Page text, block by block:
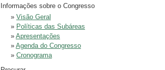
Informações sobre o Congresso
» Visão Geral
» Políticas das Subáreas
» Apresentações
» Agenda do Congresso
» Cronograma